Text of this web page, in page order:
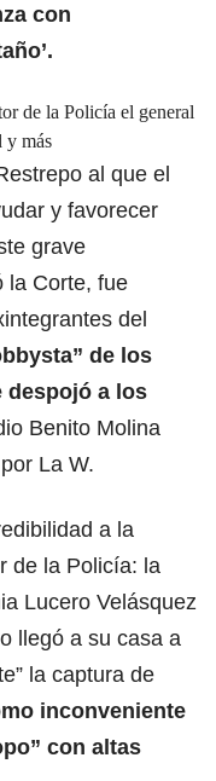
con
de la Policía el general
y más
al que el
y favorecer
grave
la Corte, fue
del
de los
despojó a los
Benito Molina
La W.
a la
de la Policía: la
Lucero Velásquez
llegó a su casa a
la captura de
inconveniente
con altas